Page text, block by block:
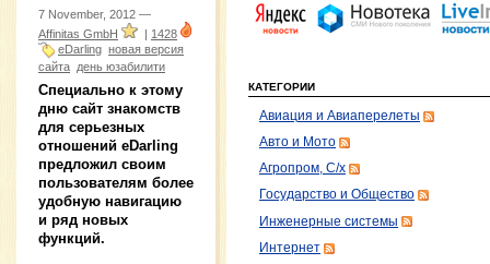
7 November, 2012 —
Affinitas GmbH
| 1428
eDarling новая версия
сайта день юзабилити
Специально к этому
дню сайт знакомств
для серьезных
отношений eDarling
предложил своим
пользователям более
удобную навигацию
и ряд новых
функций.
КАТЕГОРИИ
Авиация и Авиаперелеты
Авто и Мото
Агропром, С/х
Государство и Общество
Инженерные системы
Интернет